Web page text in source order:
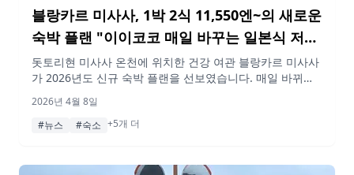
블랑카르 미사사, 1박 2식 11,550엔~의 새로운
숙박 플랜 "이이코코 매일 바꾸는 일본식 저녁
플랜" 출시
돗토리현 미사사 온천에 위치한 건강 여관 블랑카르 미사사
가 2026년도 신규 숙박 플랜을 선보였습니다. 매일 바뀌는
1인당 11,550엔부터 시작합니다.
2026년 4월 8일
#뉴스
#숙소 +5개 더